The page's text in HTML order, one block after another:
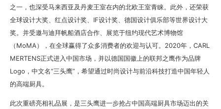
之一，也深受马来西亚及丹麦王室在内的北欧王室青睐。此外，还荣获
全球设计大奖、红点设计奖、IF设计奖、德国设计俱乐部等世界设计大
奖。并受邀与迪拜帆船酒店合作、展览于纽约现代艺术博物馆
（MoMA），在全球赢得了众多消费者的欢迎与认可。2020年，CARL
MERTENS正式进入中国市场，并以德国国徽上的联邦之鹰作为品牌
Logo，中文名“三头鹰”，希望通过时尚设计与前沿科技打造中国年轻人
的高端厨具。
此次重磅亮相礼品展，是三头鹰进一步抢占中国高端厨具市场迈出的关